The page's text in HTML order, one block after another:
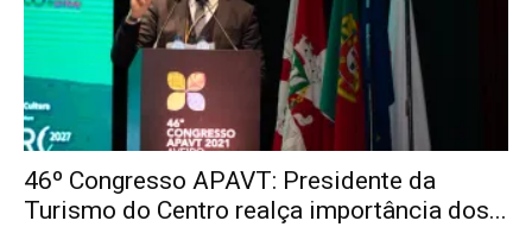
46º Congresso APAVT: Presidente da
Turismo do Centro realça importância dos...